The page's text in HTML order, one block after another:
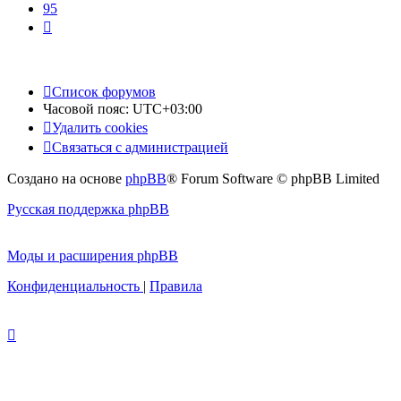
95
Список форумов
Часовой пояс: UTC+03:00
Удалить cookies
Связаться с администрацией
Создано на основе phpBB® Forum Software © phpBB Limited
Русская поддержка phpBB
Моды и расширения phpBB
Конфиденциальность | Правила